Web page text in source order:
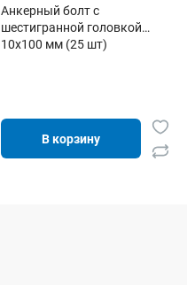
Анкерный болт с
шестигранной головкой
10х100 мм (25 шт)
В корзину